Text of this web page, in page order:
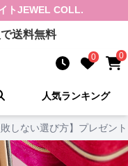
トJEWEL COLL.
送料無料
0 0
人気ランキング
敗しない選び方】プレゼン